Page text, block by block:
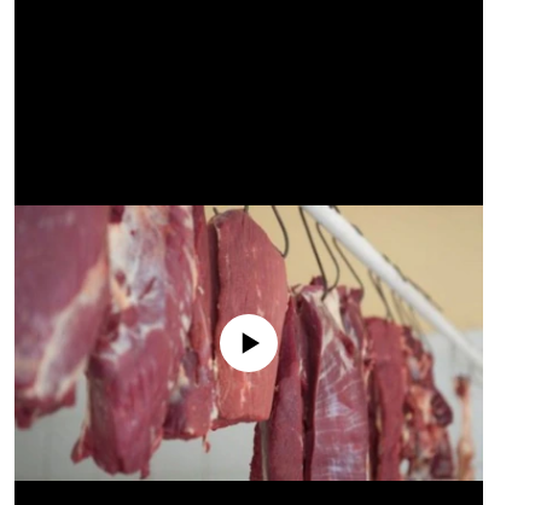
No media source currently available